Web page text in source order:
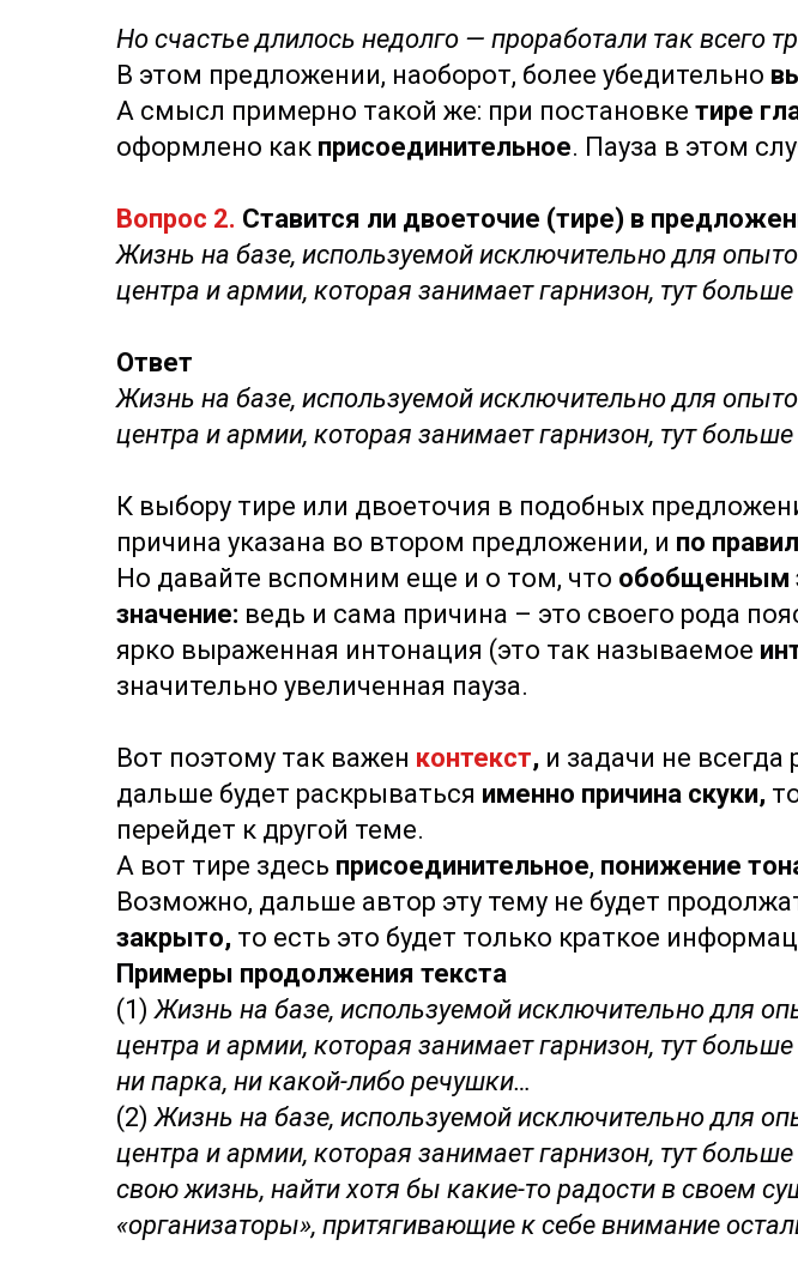
Но счастье длилось недолго — проработали так всего
В этом предложении, наоборот, более убедительно
А смысл примерно такой же: при постановке тире
оформлено как присоединительное. Пауза в этом
Вопрос 2. Ставится ли двоеточие (тире) в
Жизнь на базе, используемой исключительно для
центра и армии, которая занимает гарнизон, тут больше
Ответ
Жизнь на базе, используемой исключительно для
центра и армии, которая занимает гарнизон, тут больше
К выбору тире или двоеточия в подобных
причина указана во втором предложении, и по
Но давайте вспомним еще и о том, что обобщенным
значение: ведь и сама причина – это своего рода
ярко выраженная интонация (это так называемое
значительно увеличенная пауза.
Вот поэтому так важен контекст, и задачи не
дальше будет раскрываться именно причина скуки,
перейдет к другой теме.
А вот тире здесь присоединительное, понижение
Возможно, дальше автор эту тему не будет
закрыто, то есть это будет только краткое
Примеры продолжения текста
(1)Жизнь на базе, используемой исключительно для
центра и армии, которая занимает гарнизон, тут
ни парка, ни какой-либо речушки…
(2)Жизнь на базе, используемой исключительно для
центра и армии, которая занимает гарнизон, тут
свою жизнь, найти хотя бы какие-то радости в своем
«организаторы», притягивающие к себе внимание